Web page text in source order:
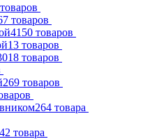
товаров
4150 товаров
13 товаров
товаров
269 товаров
264 товара
42 товара